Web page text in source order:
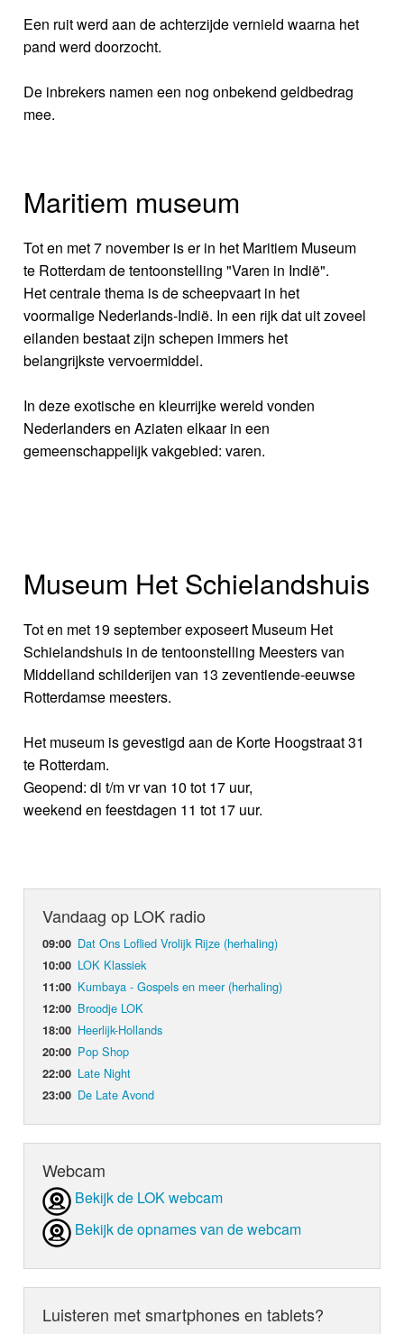
Een ruit werd aan de achterzijde vernield waarna het
pand werd doorzocht.
De inbrekers namen een nog onbekend geldbedrag
mee.
Maritiem museum
Tot en met 7 november is er in het Maritiem Museum
te Rotterdam de tentoonstelling "Varen in Indië".
Het centrale thema is de scheepvaart in het
voormalige Nederlands-Indië. In een rijk dat uit zoveel
eilanden bestaat zijn schepen immers het
belangrijkste vervoermiddel.
In deze exotische en kleurrijke wereld vonden
Nederlanders en Aziaten elkaar in een
gemeenschappelijk vakgebied: varen.
Museum Het Schielandshuis
Tot en met 19 september exposeert Museum Het
Schielandshuis in de tentoonstelling Meesters van
Middelland schilderijen van 13 zeventiende-eeuwse
Rotterdamse meesters.
Het museum is gevestigd aan de Korte Hoogstraat 31
te Rotterdam.
Geopend: di t/m vr van 10 tot 17 uur,
weekend en feestdagen 11 tot 17 uur.
Vandaag op LOK radio
09:00 Dat Ons Loflied Vrolijk Rijze (herhaling)
10:00 LOK Klassiek
11:00 Kumbaya - Gospels en meer (herhaling)
12:00 Broodje LOK
18:00 Heerlijk-Hollands
20:00 Pop Shop
22:00 Late Night
23:00 De Late Avond
Webcam
Bekijk de LOK webcam
Bekijk de opnames van de webcam
Luisteren met smartphones en tablets?